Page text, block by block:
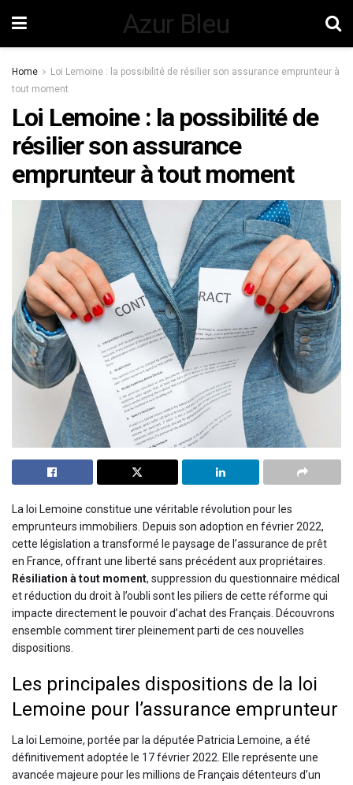
Azur Bleu
Home
Loi Lemoine : la possibilité de résilier son assurance emprunteur à
tout moment
Loi Lemoine : la possibilité de
résilier son assurance
emprunteur à tout moment
La loi Lemoine constitue une véritable révolution pour les
emprunteurs immobiliers. Depuis son adoption en février 2022,
cette législation a transformé le paysage de l’assurance de prêt
en France, offrant une liberté sans précédent aux propriétaires.
Résiliation à tout moment, suppression du questionnaire médical
et réduction du droit à l’oubli sont les piliers de cette réforme qui
impacte directement le pouvoir d’achat des Français. Découvrons
ensemble comment tirer pleinement parti de ces nouvelles
dispositions.
Les principales dispositions de la loi
Lemoine pour l’assurance emprunteur
La loi Lemoine, portée par la députée Patricia Lemoine, a été
définitivement adoptée le 17 février 2022. Elle représente une
avancée majeure pour les millions de Français détenteurs d’un